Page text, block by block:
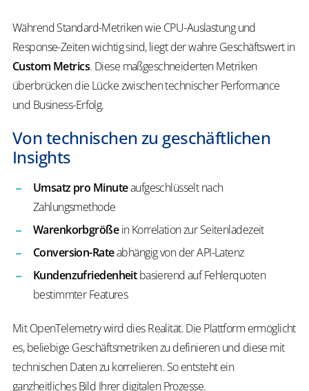
Während Standard-Metriken wie CPU-Auslastung und
Response-Zeiten wichtig sind, liegt der wahre Geschäftswert in
Custom Metrics. Diese maßgeschneiderten Metriken
überbrücken die Lücke zwischen technischer Performance
und Business-Erfolg.
Von technischen zu geschäftlichen
Insights
Umsatz pro Minuteaufgeschlüsselt nach
Zahlungsmethode
Warenkorbgrößein Korrelation zur Seitenladezeit
Conversion-Rateabhängig von der API-Latenz
Kundenzufriedenheitbasierend auf Fehlerquoten
bestimmter Features
Mit OpenTelemetry wird dies Realität. Die Plattform ermöglicht
es, beliebige Geschäftsmetriken zu definieren und diese mit
technischen Daten zu korrelieren. So entsteht ein
ganzheitliches Bild Ihrer digitalen Prozesse.